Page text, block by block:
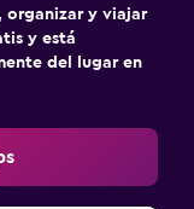
organizar y viajar
y está
del lugar en